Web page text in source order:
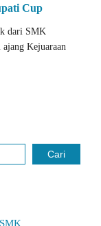
Cup
dari SMK
Kejuaraan
Cari